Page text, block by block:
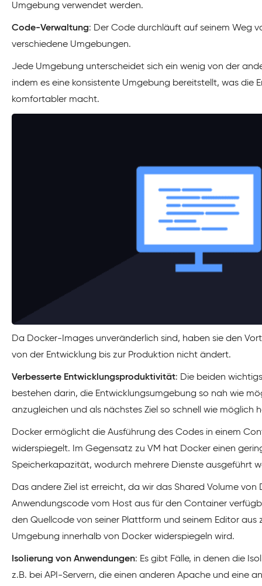
Umgebung verwendet werden.
Code-Verwaltung: Der Code durchläuft auf seinem Weg
verschiedene Umgebungen.
Jede Umgebung unterscheidet sich ein wenig von der
indem es eine konsistente Umgebung bereitstellt, was die
komfortabler macht.
Da Docker-Images unveränderlich sind, haben sie den
von der Entwicklung bis zur Produktion nicht ändert.
Verbesserte Entwicklungsproduktivität: Die beiden
bestehen darin, die Entwicklungsumgebung so nah wie
anzugleichen und als nächstes Ziel so schnell wie möglich
Docker ermöglicht die Ausführung des Codes in einem
widerspiegelt. Im Gegensatz zu VM hat Docker einen
Speicherkapazität, wodurch mehrere Dienste ausgeführt
Das andere Ziel ist erreicht, da wir das Shared Volume
Anwendungscode vom Host aus für den Container
den Quellcode von seiner Plattform und seinem Editor
Umgebung innerhalb von Docker widerspiegeln wird.
Isolierung von Anwendungen: Es gibt Fälle, in denen die
z.B. bei API-Servern, die einen anderen Apache und eine